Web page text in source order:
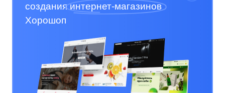
созданияинтернет-магазинов
Хорошоп